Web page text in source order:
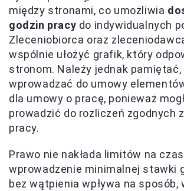
między stronami, co umożliwia
godzin pracy do indywidualnych
Zleceniobiorca oraz
wspólnie ułożyć grafik, który
stronom. Należy jednak pamiętać,
wprowadzać do umowy
dla umowy o pracę, ponieważ
prowadzić do rozliczeń zgodnych
pracy.
Prawo nie nakłada limitów na
wprowadzenie minimalnej stawki
bez wątpienia wpływa na sposób,